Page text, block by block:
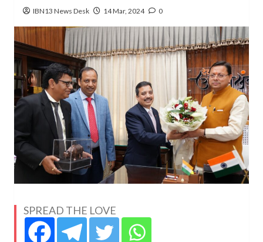
IBN13 News Desk 14 Mar, 2024 0
SPREAD THE LOVE